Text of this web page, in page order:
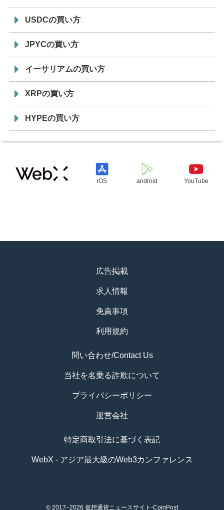
USDCの買い方
JPYCの買い方
イーサリアムの買い方
XRPの買い方
HYPEの買い方
iOS android YouTube
広告掲載
求人情報
免責事項
利用規約
問い合わせ/Contact Us
当社を名乗る詐欺について
プライバシーポリシー
運営会社
特定商取引法に基づく表記
WebX - アジア最大級のWeb3カンファレンス
© 2017−2026 仮想通貨ニュースサイト-CoinPost